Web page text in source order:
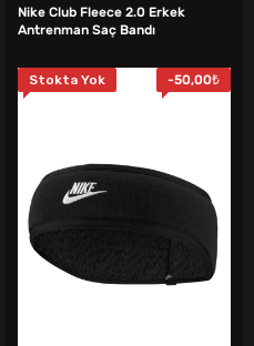
Nike Club Fleece 2.0 Erkek
Antrenman Saç Bandı
Stokta Yok -50,00₺